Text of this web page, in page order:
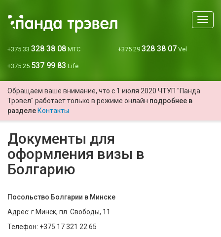
Меню
+375 33 328 38 08 МТС +375 29 328 38 07 Vel
+375 25 537 99 83 Life
Обращаем ваше внимание, что с 1 июля 2020 ЧТУП "Панда
Трэвел" работает только в режиме онлайн подробнее в
разделе Контакты
Документы для
оформления визы в
Болгарию
Посольство Болгарии в Минске
Адрес: г.Минск, пл. Свободы, 11
Телефон: +375 17 321 22 65